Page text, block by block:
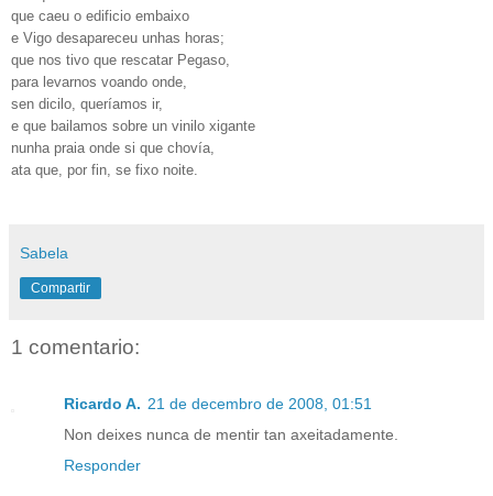
que caeu o edificio embaixo
e Vigo desapareceu unhas horas;
que nos tivo que rescatar Pegaso,
para levarnos voando onde,
sen dicilo, queríamos ir,
e que bailamos sobre un vinilo xigante
nunha praia onde si que chovía,
ata que, por fin, se fixo noite.
Sabela
Compartir
1 comentario:
Ricardo A. 21 de decembro de 2008, 01:51
Non deixes nunca de mentir tan axeitadamente.
Responder